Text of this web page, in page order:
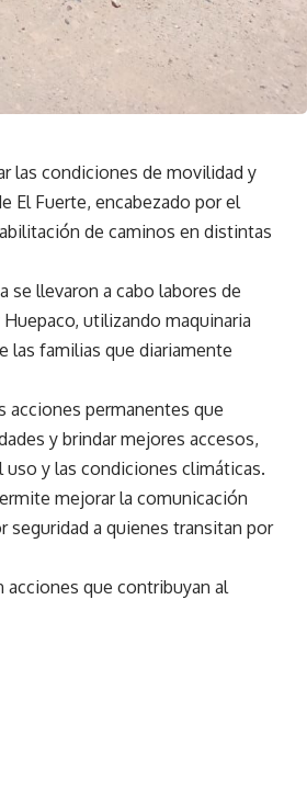
las condiciones de movilidad y
El Fuerte, encabezado por el
de caminos en distintas
se llevaron a cabo labores de
utilizando maquinaria
las familias que diariamente
acciones permanentes que
y brindar mejores accesos,
y las condiciones climáticas.
mejorar la comunicación
seguridad a quienes transitan por
acciones que contribuyan al